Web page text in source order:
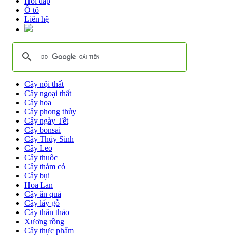
Ô tô
Liên hệ
Cây nội thất
Cây ngoại thất
Cây hoa
Cây phong thủy
Cây ngày Tết
Cây bonsai
Cây Thủy Sinh
Cây Leo
Cây thuốc
Cây thảm cỏ
Cây bụi
Hoa Lan
Cây ăn quả
Cây lấy gỗ
Cây thân thảo
Xương rồng
Cây thực phẩm